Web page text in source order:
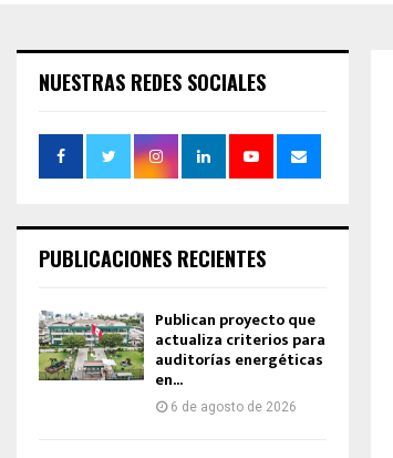
NUESTRAS REDES SOCIALES
PUBLICACIONES RECIENTES
Publican proyecto que
actualiza criterios para
auditorías energéticas
en...
6 de agosto de 2026